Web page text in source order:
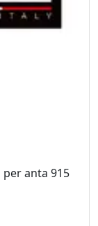
anta 915